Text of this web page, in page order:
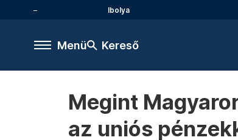
Ibolya
Menü Kereső
Megint
az uniós